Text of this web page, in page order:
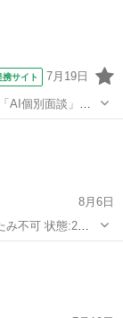
携サイト 7月19日
AI個別面談」が
時給2063円！日
業 お仕事
8月6日
み不可 状態:2年
感で、ティッシ